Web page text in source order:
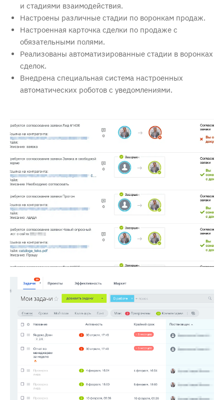
и стадиями взаимодействия.
Настроены различные стадии по воронкам продаж.
Настроенная карточка сделки по продаже с
обязательными полями.
Реализованы автоматизированные стадии в воронках
сделок.
Внедрена специальная система настроенных
автоматических роботов с уведомлениями.